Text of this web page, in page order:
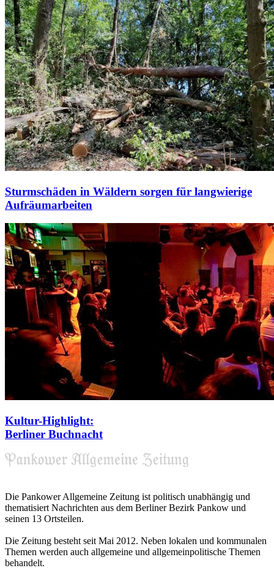
Sturmschäden in Wäldern sorgen für langwierige
Aufräumarbeiten
Kultur-Highlight:
Berliner Buchnacht
Die Pankower Allgemeine Zeitung ist politisch unabhängig und
thematisiert Nachrichten aus dem Berliner Bezirk Pankow und
seinen 13 Ortsteilen.
Die Zeitung besteht seit Mai 2012. Neben lokalen und kommunalen
Themen werden auch allgemeine und allgemeinpolitische Themen
behandelt.